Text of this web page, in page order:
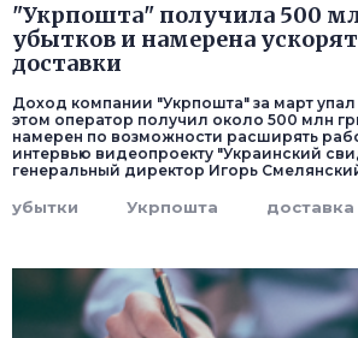
"Укрпошта" получила 500
убытков и намерена
доставки
Доход компании "Укрпошта" за март упал
этом оператор получил около 500 млн
намерен по возможности расширять
интервью видеопроекту "Украинский
генеральный директор Игорь
убытки Укрпошта доставка